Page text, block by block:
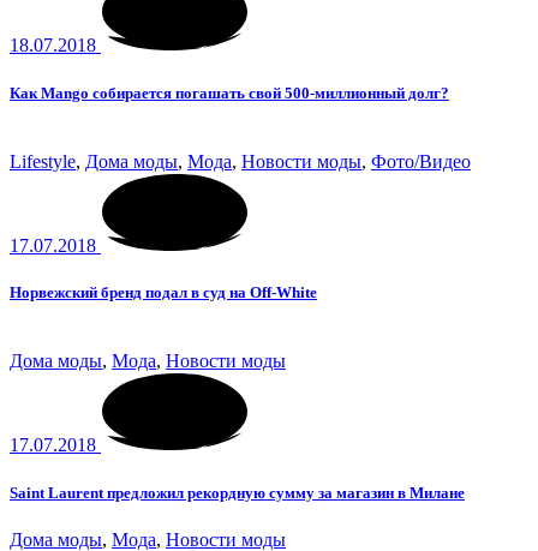
18.07.2018
Как Mango собирается погашать свой 500-миллионный долг?
Lifestyle, Дома моды, Мода, Новости моды, Фото/Видео
17.07.2018
Норвежский бренд подал в суд на Off-White
Дома моды, Мода, Новости моды
17.07.2018
Saint Laurent предложил рекордную сумму за магазин в Милане
Дома моды, Мода, Новости моды